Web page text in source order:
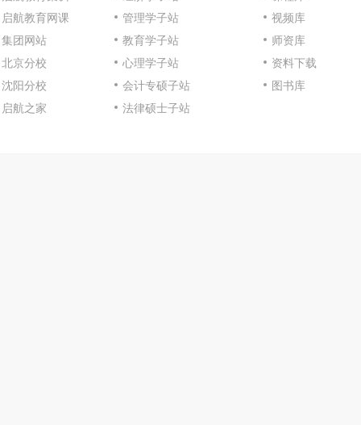
启航教育网课
集团网站
北京分校
沈阳分校
启航之家
管理学子站
教育学子站
心理学子站
会计专硕子站
法律硕士子站
视频库
师资库
资料下载
图书库